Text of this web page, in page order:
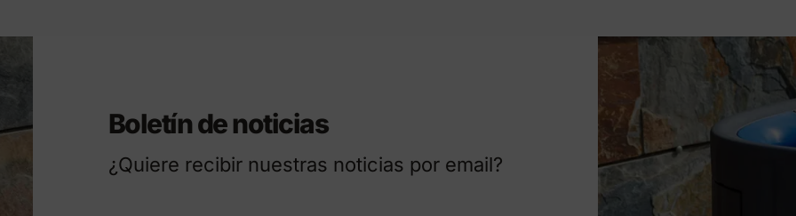
Boletín de noticias
¿Quiere recibir nuestras noticias por email?